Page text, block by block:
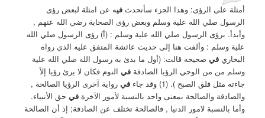
أمثلة على الرؤى: ‏وهذا الجزء سأتحدثفيه عن امثلة لبعض رؤى
الرسول صلي الله علية وسلم وبعض رؤى الصحابة رضي الله عنهم ,
وأبدأ. برؤى الرسول صلي الله علية وسلم : ‏(‏أ) رؤى الرسول صلي الله
علية وسلم : ‏وألفت هنا إلى حديث عائشة المتفق عليه الذي رواه
البخاريفي صحيحه قالت: (أول ما بدئ به رسول الله صلي الله علية
وسلم من من الوحي الرؤيا الصادقةفي النوم فكان لا يرئ رؤيا إلأ
جاءته مثل فلق الصبح ). (1) ‏وقد جاء
في رواية آخرى الرؤيا الصالحة ,
والصادقة والصالحة بمعنى واحد بالنسبة لأمور الآخرةفي حق الأنبياء.
‏وأما بالنسبة لامور الدنيا , ‏فالصالحة تختلف عن الصادقة; إذ أن الصالحة